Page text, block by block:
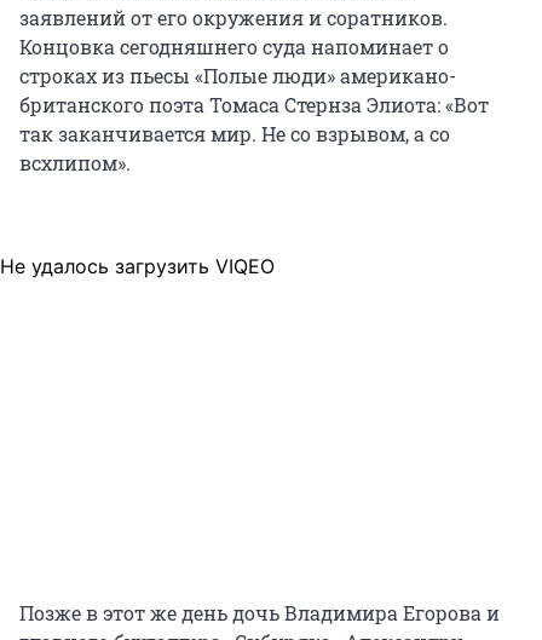
заявлений от его окружения и соратников.
Концовка сегодняшнего суда напоминает о
строках из пьесы «Полые люди» американо-
британского поэта Томаса Стернза Элиота: «Вот
так заканчивается мир. Не со взрывом, а со
всхлипом».
Не удалось загрузить VIQEO
Позже в этот же день дочь Владимира Егорова и